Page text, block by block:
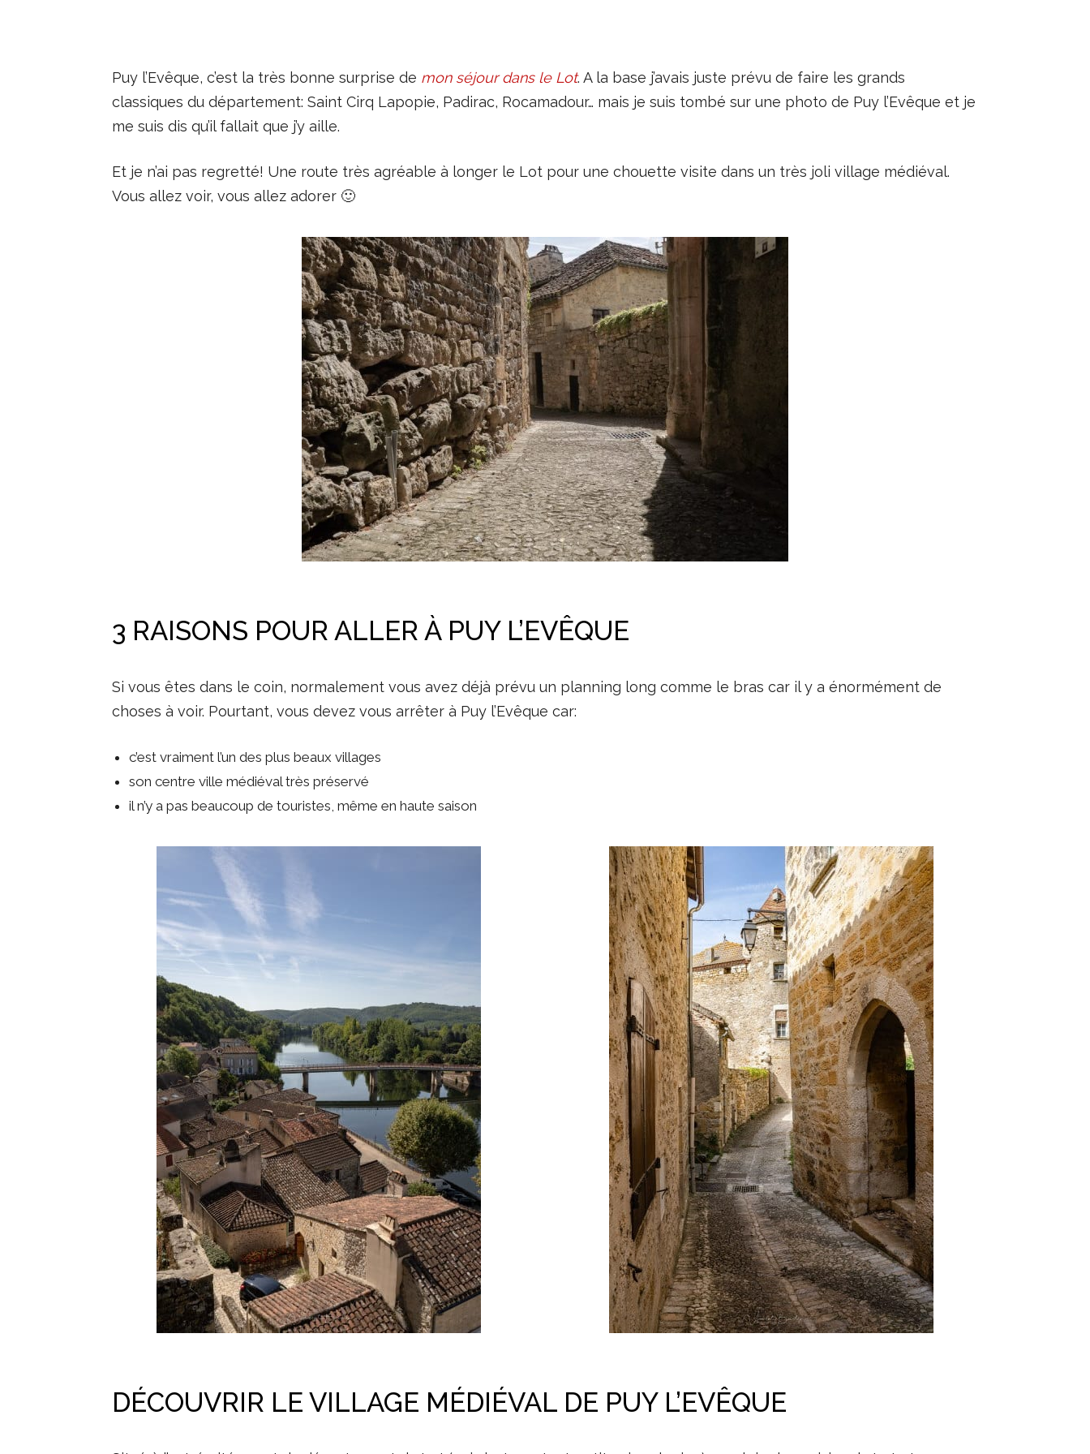
Puy l’Evêque, c’est la très bonne surprise de mon séjour dans le Lot. A la base j’avais juste prévu de faire les grands
classiques du département: Saint Cirq Lapopie, Padirac, Rocamadour… mais je suis tombé sur une photo de Puy l’Evêque et je
me suis dis qu’il fallait que j’y aille.
Et je n’ai pas regretté! Une route très agréable à longer le Lot pour une chouette visite dans un très joli village médiéval.
Vous allez voir, vous allez adorer 🙂
3 RAISONS POUR ALLER À PUY L’EVÊQUE
Si vous êtes dans le coin, normalement vous avez déjà prévu un planning long comme le bras car il y a énormément de
choses à voir. Pourtant, vous devez vous arrêter à Puy l’Evêque car:
c’est vraiment l’un des plus beaux villages
son centre ville médiéval très préservé
il n’y a pas beaucoup de touristes, même en haute saison
DÉCOUVRIR LE VILLAGE MÉDIÉVAL DE PUY L’EVÊQUE